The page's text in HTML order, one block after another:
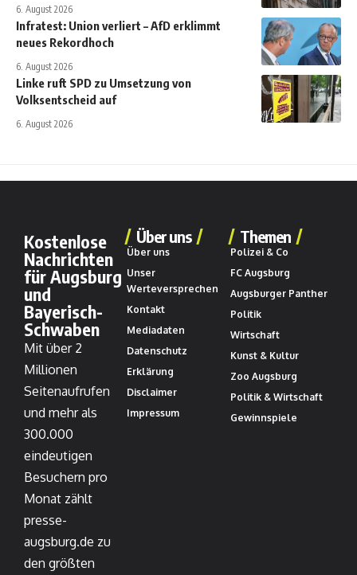
6. August 2026
Infratest: Union verliert – AfD erklimmt
neues Rekordhoch
6. August 2026
Linke ruft SPD zu Umsetzung von
Volksentscheid auf
6. August 2026
Kostenlose
Nachrichten
für Augsburg
und
Bayerisch-
Schwaben
Mit über 2
Millionen
Seitenaufrufen
und mehr als
300.000
eindeutigen
Besuchern pro
Monat zählt
presse-
augsburg.de zu
den größten
Über uns
Über uns
Unser
Werteversprechen
Kontakt
Mediadaten
Datenschutz
Erklärung
Disclaimer
Impressum
Themen
Polizei & Co
FC Augsburg
Augsburger Panther
Politik
Wirtschaft
Kunst & Kultur
Zoo Augsburg
Politik & Wirtschaft
Gewinnspiele